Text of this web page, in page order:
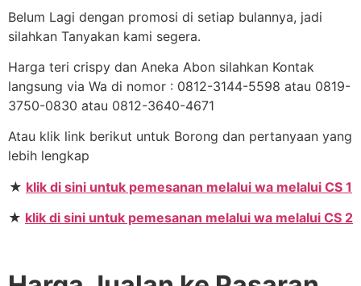
Belum Lagi dengan promosi di setiap bulannya, jadi
silahkan Tanyakan kami segera.
Harga teri crispy dan Aneka Abon silahkan Kontak
langsung via Wa di nomor : 0812-3144-5598 atau 0819-
3750-0830 atau 0812-3640-4671
Atau klik link berikut untuk Borong dan pertanyaan yang
lebih lengkap
★ klik di sini untuk pemesanan melalui wa melalui CS 1
★ klik di sini untuk pemesanan melalui wa melalui CS 2